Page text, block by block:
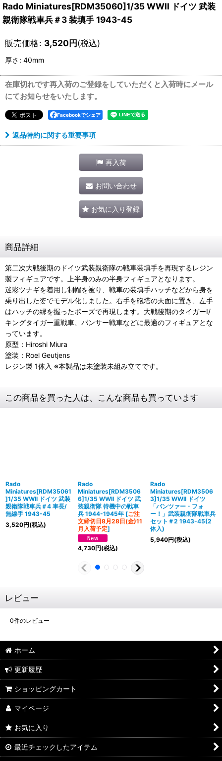
Rado Miniatures[RDM35060]1/35 WWII ドイツ 武装
親衛隊戦車兵＃3 装填手 1943-45
販売価格: 3,520円(税込)
厚さ : 40mm
在庫切れです再入荷のご登録をしていただくと入荷時にメール
にてお知らせをいたします。
Facebookでシェア
返品特約に関する重要事項
再入荷
お問い合わせ
お気に入り登録
商品詳細
第二次大戦後期のドイツ武装親衛隊の戦車装填手を再現するレジン
製フィギュアです。上半身のみの半身フィギュアとなります。
迷彩ツナギを着用し制帽を被り、戦車の装填手ハッチなどから身を
乗り出した姿でモデル化しました。右手を砲塔の天面に置き、左手
はハッチの縁を握ったポーズで再現します。大戦後期のタイガーI/
キングタイガー重戦車、パンサー戦車などに最適のフィギュアとな
っています。
原型：Hiroshi Miura
塗装：Roel Geutjens
レジン製 1体入 ※本製品は未塗装未組み立てです。
この商品を買った人は、こんな商品も買っています
Rado
Miniatures[RDM35061
]1/35 WWII ドイツ 武装
親衛隊戦車兵＃4 車長/
無線手 1943-45
3,520円(税込)
Rado
Miniatures[RDM3506
6]1/35 WWII ドイツ 武
装親衛隊 待機中の戦車
兵 1944-1945年 [ご注
文締切日8月28日(金)11
月入荷予定]
4,730円(税込)
Rado
Miniatures[RDM3506
3]1/35 WWII ドイツ
「パンツァー・フォ
ー！」武装親衛隊戦車兵
セット＃2 1943-45(2
体入)
5,940円(税込)
レビュー
0件のレビュー
ホーム
更新履歴
ショッピングカート
マイページ
お気に入り
最近チェックしたアイテム